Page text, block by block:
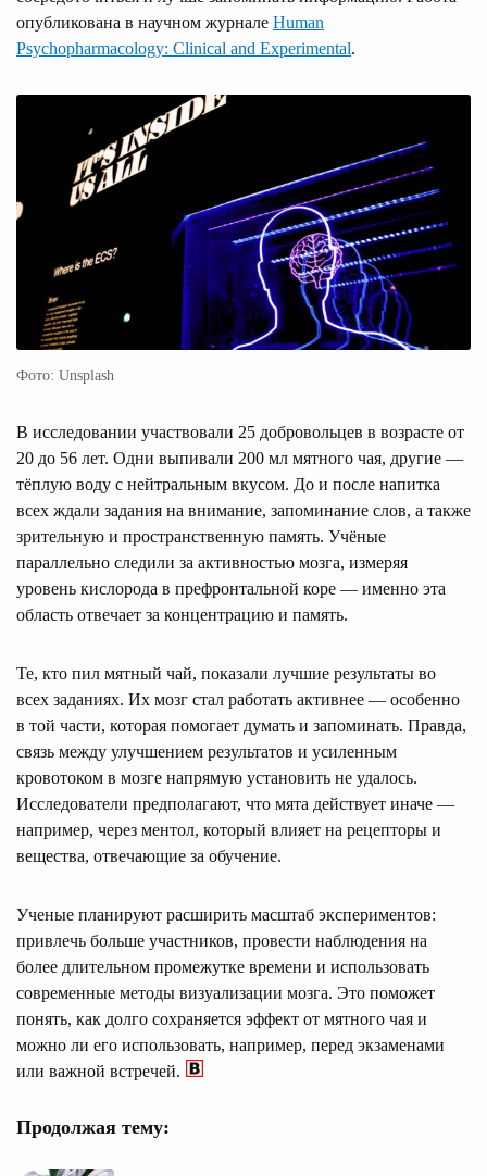
опубликована в научном журнале Human
Psychopharmacology: Clinical and Experimental.
Фото: Unsplash
В исследовании участвовали 25 добровольцев в возрасте от
20 до 56 лет. Одни выпивали 200 мл мятного чая, другие —
тёплую воду с нейтральным вкусом. До и после напитка
всех ждали задания на внимание, запоминание слов, а также
зрительную и пространственную память. Учёные
параллельно следили за активностью мозга, измеряя
уровень кислорода в префронтальной коре — именно эта
область отвечает за концентрацию и память.
Те, кто пил мятный чай, показали лучшие результаты во
всех заданиях. Их мозг стал работать активнее — особенно
в той части, которая помогает думать и запоминать. Правда,
связь между улучшением результатов и усиленным
кровотоком в мозге напрямую установить не удалось.
Исследователи предполагают, что мята действует иначе —
например, через ментол, который влияет на рецепторы и
вещества, отвечающие за обучение.
Ученые планируют расширить масштаб экспериментов:
привлечь больше участников, провести наблюдения на
более длительном промежутке времени и использовать
современные методы визуализации мозга. Это поможет
понять, как долго сохраняется эффект от мятного чая и
можно ли его использовать, например, перед экзаменами
или важной встречей.
Продолжая тему: